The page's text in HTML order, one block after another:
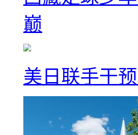
巅
美日联手干